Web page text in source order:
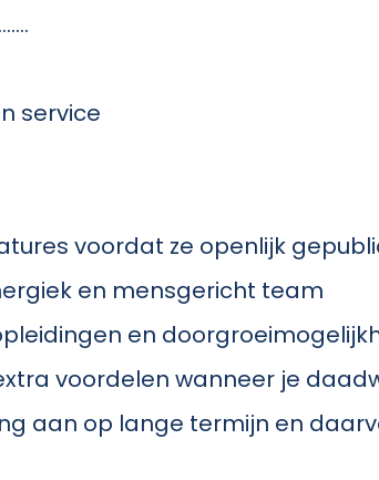
service
voordat ze openlijk
en mensgericht team
en
voordelen wanneer je
aan op lange termijn en